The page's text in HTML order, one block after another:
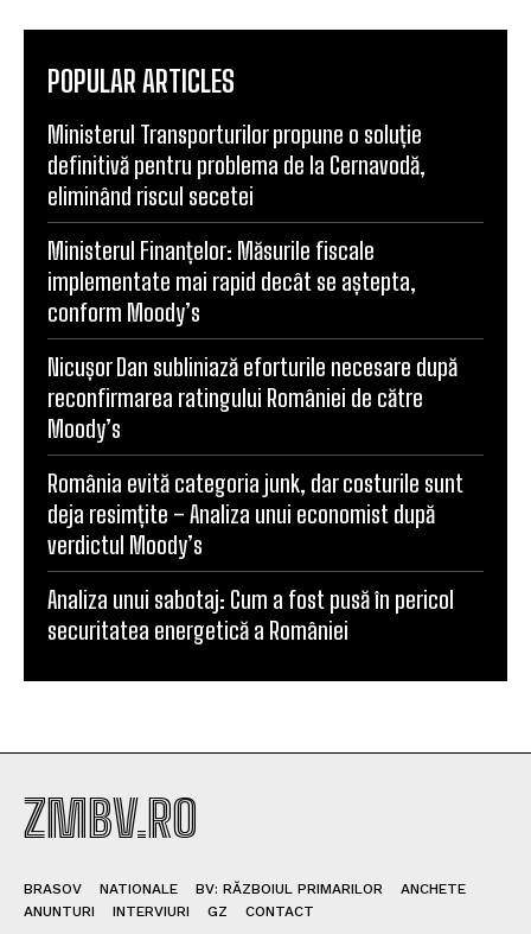
POPULAR ARTICLES
Ministerul Transporturilor propune o soluție
definitivă pentru problema de la Cernavodă,
eliminând riscul secetei
Ministerul Finanțelor: Măsurile fiscale
implementate mai rapid decât se aștepta,
conform Moody’s
Nicușor Dan subliniază eforturile necesare după
reconfirmarea ratingului României de către
Moody’s
România evită categoria junk, dar costurile sunt
deja resimțite – Analiza unui economist după
verdictul Moody’s
Analiza unui sabotaj: Cum a fost pusă în pericol
securitatea energetică a României
ZMBV.RO
BRASOV NATIONALE BV: RĂZBOIUL PRIMARILOR
ANCHETE
ANUNTURI
INTERVIURI GZ CONTACT